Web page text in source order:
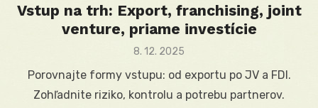
Vstup na trh: Export, franchising, joint
venture, priame investície
Posted
8. 12. 2025
Porovnajte formy vstupu: od exportu po JV a FDI.
Zohľadnite riziko, kontrolu a potrebu partnerov.